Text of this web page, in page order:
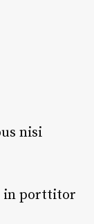
nisi
in porttitor